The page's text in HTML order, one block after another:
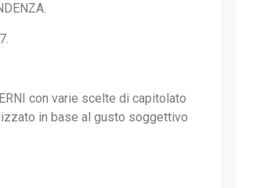
con varie scelte di capitolato
in base al gusto soggettivo